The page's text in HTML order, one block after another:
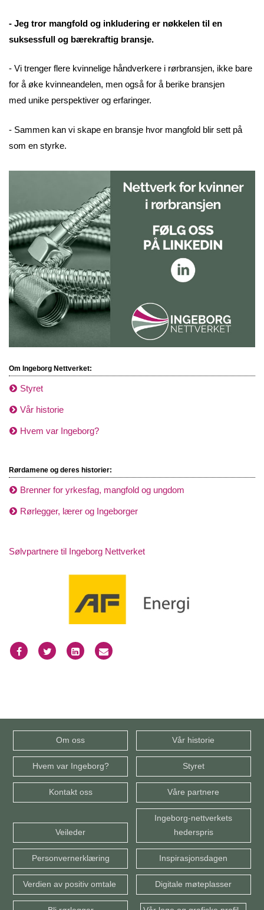
- Jeg tror mangfold og inkludering er nøkkelen til en
suksessfull og bærekraftig bransje.
- Vi trenger flere kvinnelige håndverkere i rørbransjen, ikke bare
for å øke kvinneandelen, men også for å berike bransjen
med unike perspektiver og erfaringer.
- Sammen kan vi skape en bransje hvor mangfold blir sett på
som en styrke.
Om Ingeborg Nettverket:
Styret
Vår historie
Hvem var Ingeborg?
Rørdamene og deres historier:
Brenner for yrkesfag, mangfold og ungdom
Rørlegger, lærer og Ingeborger
Sølvpartnere til Ingeborg Nettverket
Om oss Vår historie
Hvem var Ingeborg? Styret
Kontakt oss Våre partnere
Veileder
Ingeborg-nettverkets
hederspris
Personvernerklæring Inspirasjonsdagen
Verdien av positiv omtale Digitale møteplasser